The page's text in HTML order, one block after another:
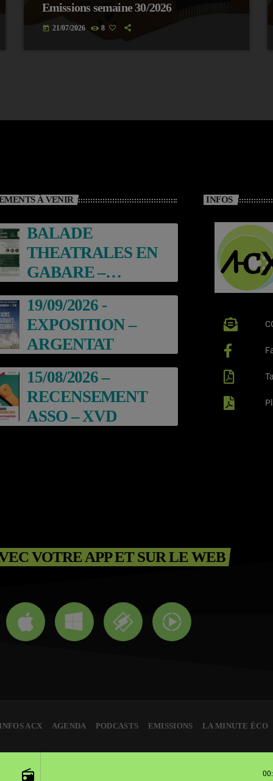
ALRIGHT (BABY'S COMING BACK) (1985)
radio
Emissions semaine 30/2026
today 21/07/2026 8
À VENIR
BALADE
THEATRALES EN
GABARE –
ARGENTAT
19/09/2026 -
EXPOSITION –
ARGENTAT
15/08/2026 –
RECENSEMENT
ASSO – XVD
INFOS
VOTRE APP ET SUR LE WEB
INFOS ACX AGENDA PODCASTS EMISSIONS LA MINUTE ÉCO